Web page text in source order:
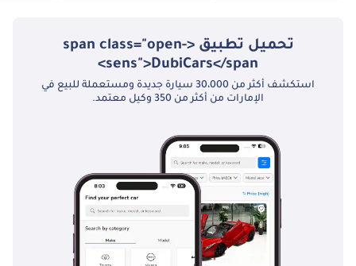
تحميل تطبيق <span class="open-
sens">DubiCars</span>
استكشف أكثر من 30،000 سيارة جديدة ومستعملة للبيع في
الإمارات من أكثر من 350 وكيل معتمد.